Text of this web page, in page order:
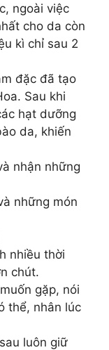
ngoài việc
cho da còn
kì chỉ sau 2
đặc đã tạo
Sau khi
hạt dưỡng
da, khiến
nhận những
những món
nhiều thời
chút.
gặp, nói
thể, nhân lúc
luôn giữ